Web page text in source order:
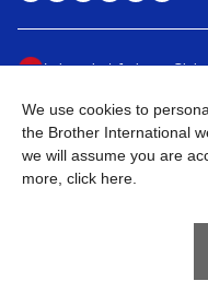
Indonesia Jaringan
Privacy Policy Ketentuan
©2026BROTHER
We use cookies to
the Brother International
we will assume you are
more, click here